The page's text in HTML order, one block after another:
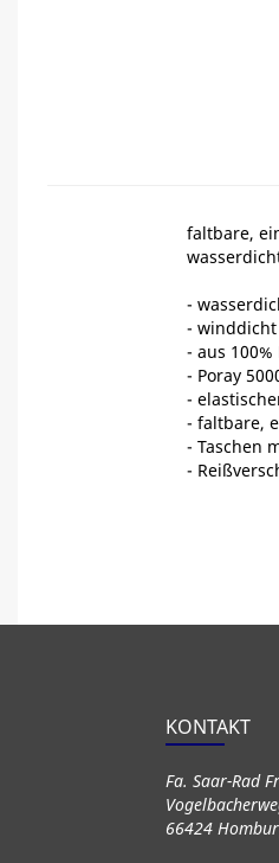
faltbare,
-
- winddicht
- aus 100%
- Poray
-
- faltbare,
- Taschen
-
KONTAKT
Fa. Saar-Rad
66424